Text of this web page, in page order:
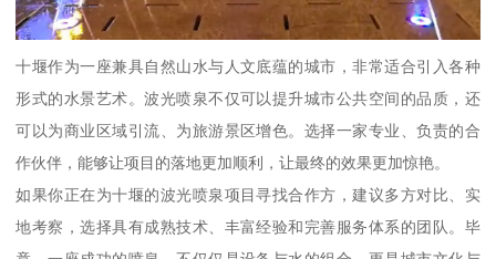
十堰作为一座兼具自然山水与人文底蕴的城市，非常适合引入各种
形式的水景艺术。波光喷泉不仅可以提升城市公共空间的品质，还
可以为商业区域引流、为旅游景区增色。选择一家专业、负责的合
作伙伴，能够让项目的落地更加顺利，让最终的效果更加惊艳。
如果你正在为十堰的波光喷泉项目寻找合作方，建议多方对比、实
地考察，选择具有成熟技术、丰富经验和完善服务体系的团队。毕